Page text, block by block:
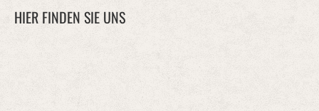
HIER FINDEN SIE UNS